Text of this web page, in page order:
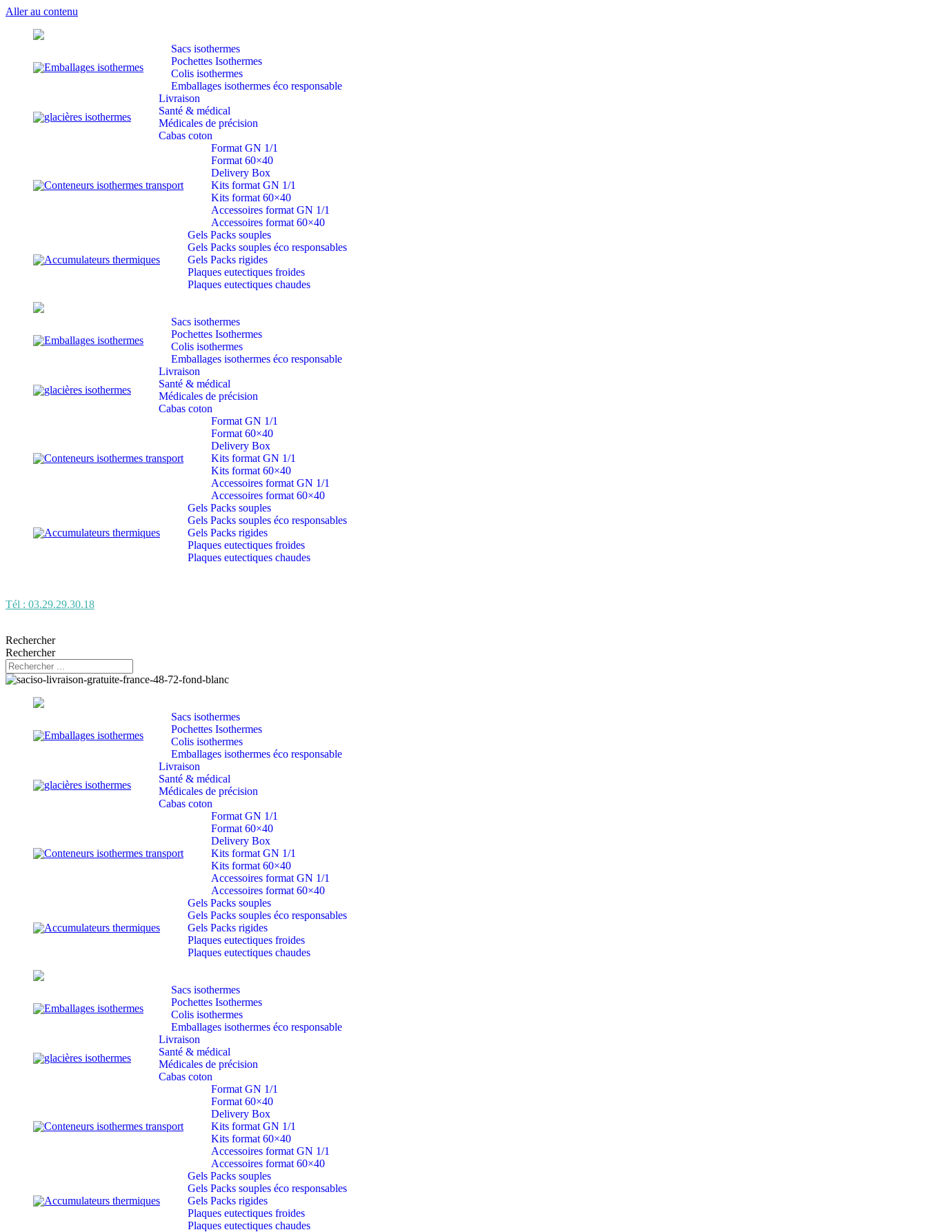
Aller au contenu
Emballages isothermes
Sacs isothermes
Pochettes Isothermes
Colis isothermes
Emballages isothermes éco responsable
glacières isothermes
Livraison
Santé & médical
Médicales de précision
Cabas coton
Conteneurs isothermes transport
Format GN 1/1
Format 60×40
Delivery Box
Kits format GN 1/1
Kits format 60×40
Accessoires format GN 1/1
Accessoires format 60×40
Accumulateurs thermiques
Gels Packs souples
Gels Packs souples éco responsables
Gels Packs rigides
Plaques eutectiques froides
Plaques eutectiques chaudes
Emballages isothermes
Sacs isothermes
Pochettes Isothermes
Colis isothermes
Emballages isothermes éco responsable
glacières isothermes
Livraison
Santé & médical
Médicales de précision
Cabas coton
Conteneurs isothermes transport
Format GN 1/1
Format 60×40
Delivery Box
Kits format GN 1/1
Kits format 60×40
Accessoires format GN 1/1
Accessoires format 60×40
Accumulateurs thermiques
Gels Packs souples
Gels Packs souples éco responsables
Gels Packs rigides
Plaques eutectiques froides
Plaques eutectiques chaudes
Tél : 03.29.29.30.18
Rechercher
Rechercher
Emballages isothermes
Sacs isothermes
Pochettes Isothermes
Colis isothermes
Emballages isothermes éco responsable
glacières isothermes
Livraison
Santé & médical
Médicales de précision
Cabas coton
Conteneurs isothermes transport
Format GN 1/1
Format 60×40
Delivery Box
Kits format GN 1/1
Kits format 60×40
Accessoires format GN 1/1
Accessoires format 60×40
Accumulateurs thermiques
Gels Packs souples
Gels Packs souples éco responsables
Gels Packs rigides
Plaques eutectiques froides
Plaques eutectiques chaudes
Emballages isothermes
Sacs isothermes
Pochettes Isothermes
Colis isothermes
Emballages isothermes éco responsable
glacières isothermes
Livraison
Santé & médical
Médicales de précision
Cabas coton
Conteneurs isothermes transport
Format GN 1/1
Format 60×40
Delivery Box
Kits format GN 1/1
Kits format 60×40
Accessoires format GN 1/1
Accessoires format 60×40
Accumulateurs thermiques
Gels Packs souples
Gels Packs souples éco responsables
Gels Packs rigides
Plaques eutectiques froides
Plaques eutectiques chaudes